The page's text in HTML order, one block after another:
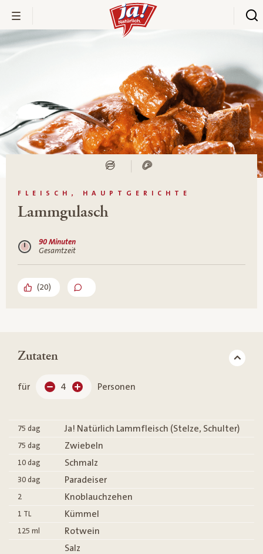
FLEISCH, HAUPTGERICHTE
Lammgulasch
90 Minuten
Gesamtzeit
(20)
Zutaten
für 4 Personen
75 dag Ja! Natürlich Lammfleisch (Stelze, Schulter)
75 dag Zwiebeln
10 dag Schmalz
30 dag Paradeiser
2 Knoblauchzehen
1 TL Kümmel
125 ml
Rotwein
Salz